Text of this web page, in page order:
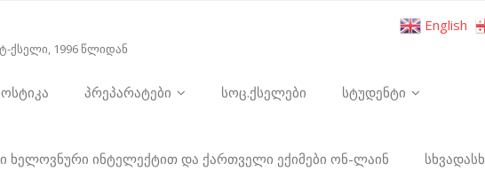
ქსელი, 1996 წლიდან
პრეპარატები სოც.ქსელები სტუდენტი
ხელოვნური ინტელექტით და ქართველი ექიმები ონ-ლაინ
English